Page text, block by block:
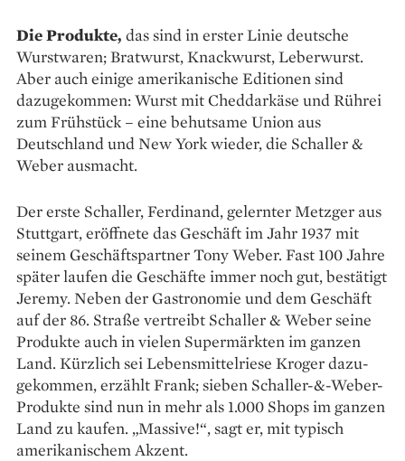
Die Produkte, das sind in erster Linie deutsche
Wurstwaren; Bratwurst, Knackwurst, Leberwurst.
Aber auch einige amerikanische Editionen sind
dazugekommen: Wurst mit Cheddarkäse und Rührei
zum Frühstück – eine behutsame Union aus
Deutschland und New York wieder, die Schaller &
Weber ausmacht.
Der erste Schaller, Ferdinand, gelernter Metzger aus
Stuttgart, eröffnete das Geschäft im Jahr 1937 mit
seinem Geschäftspartner Tony Weber. Fast 100 Jahre
später laufen die Geschäfte immer noch gut, bestätigt
Jeremy. Neben der Gastronomie und dem Geschäft
auf der 86. Straße vertreibt Schaller & Weber seine
Produkte auch in vielen Supermärkten im ganzen
Land. Kürzlich sei Lebensmittelriese Kroger dazu­
gekommen, erzählt Frank; sieben Schaller-&-­Weber-
Produkte sind nun in mehr als 1.000 Shops im ganzen
Land zu kaufen. „Massive!“, sagt er, mit typisch
amerikanischem Akzent.